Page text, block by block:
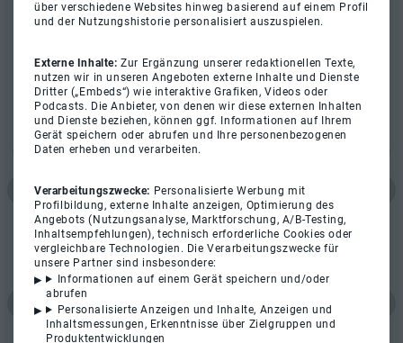
über verschiedene Websites hinweg basierend auf einem Profil
und der Nutzungshistorie personalisiert auszuspielen.
Externe Inhalte:Zur Ergänzung unserer redaktionellen Texte,
nutzen wir in unseren Angeboten externe Inhalte und Dienste
Dritter („Embeds“) wie interaktive Grafiken, Videos oder
Podcasts. Die Anbieter, von denen wir diese externen Inhalten
und Dienste beziehen, können ggf. Informationen auf Ihrem
Gerät speichern oder abrufen und Ihre personenbezogenen
Daten erheben und verarbeiten.
Verarbeitungszwecke: Personalisierte Werbung mit
Profilbildung, externe Inhalte anzeigen, Optimierung des
Angebots (Nutzungsanalyse, Marktforschung, A/B-Testing,
Inhaltsempfehlungen), technisch erforderliche Cookies oder
vergleichbare Technologien. Die Verarbeitungszwecke für
unsere Partner sind insbesondere:
Informationen auf einem Gerät speichern und/oder
abrufen
Personalisierte Anzeigen und Inhalte, Anzeigen und
Inhaltsmessungen, Erkenntnisse über Zielgruppen und
Produktentwicklungen